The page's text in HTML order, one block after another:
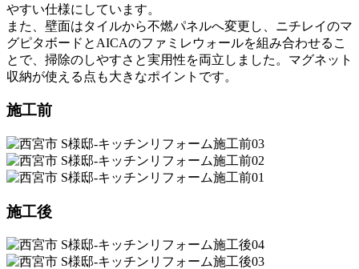
やすい仕様にしています。
また、壁面はタイルから不燃パネルへ変更し、ニチレイのマ
グピタボードとAICAのファミレウォールを組み合わせるこ
とで、掃除のしやすさと実用性を両立しました。マグネット
収納が使える点も大きなポイントです。
施工前
施工後